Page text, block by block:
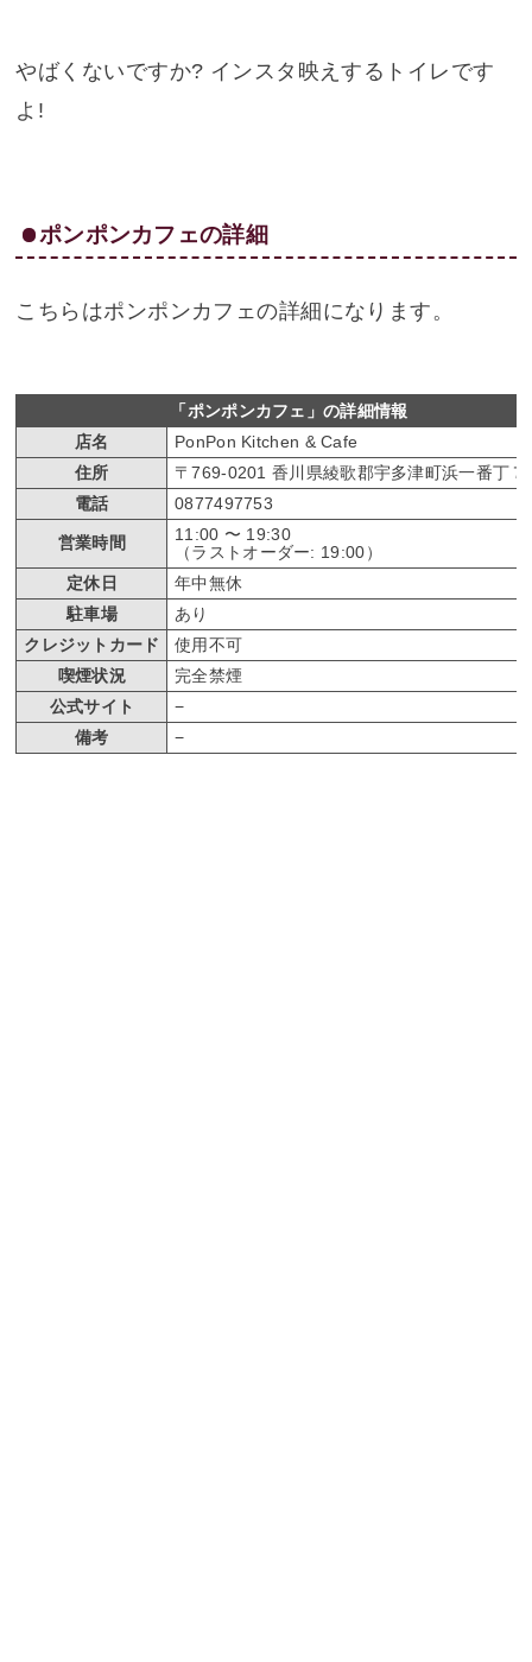
やばくないですか? インスタ映えするトイレです
よ!
ポンポンカフェの詳細
こちらはポンポンカフェの詳細になります。
「ポンポンカフェ」の詳細情報
店名
PonPon Kitchen & Cafe
住所
〒769-0201 香川県綾歌郡宇多津町浜一番丁７
電話
0877497753
営業時間
11:00 〜 19:30
（ラストオーダー: 19:00）
定休日
年中無休
駐車場
あり
クレジットカード
使用不可
喫煙状況
完全禁煙
公式サイト
−
備考
−